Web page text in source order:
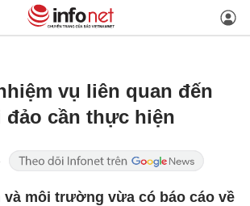
vụ liên quan đến
đảo cần thực hiện
và môi trường vừa có báo cáo về